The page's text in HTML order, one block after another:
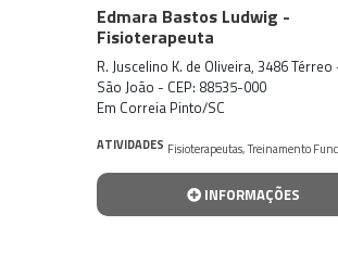
Edmara Bastos Ludwig -
Fisioterapeuta
R. Juscelino K. de Oliveira, 3486
São João - CEP: 88535-000
Em Correia Pinto/SC
ATIVIDADES Fisioterapeutas,Treinamento
INFORMAÇÕES